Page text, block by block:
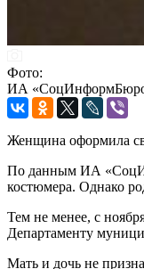
Фото:
ИА
Женщина оформила
По данным ИА
костюмера. Однако
Тем не менее, с
Департаменту
Мать и дочь не